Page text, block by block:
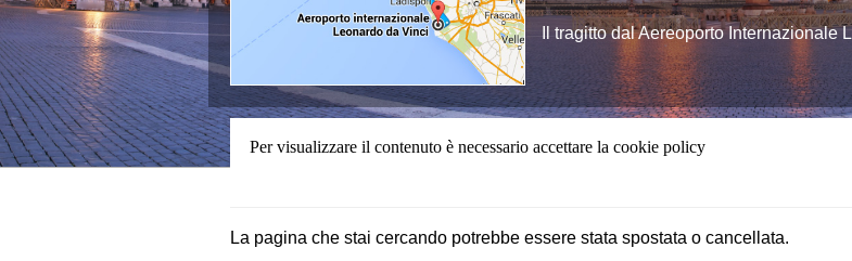
Il tragitto dal Aereoporto Internazionale
La pagina che stai cercando potrebbe essere stata spostata o cancellata.